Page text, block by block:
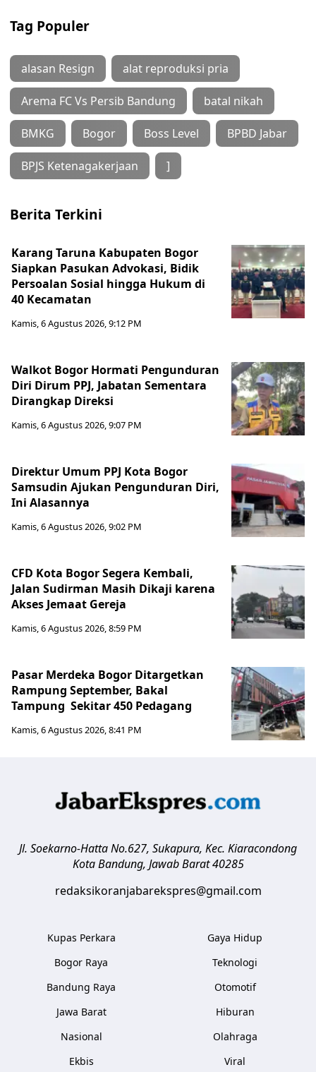
Tag Populer
alasan Resign alat reproduksi pria
Arema FC Vs Persib Bandung batal nikah
BMKG Bogor Boss Level BPBD Jabar
BPJS Ketenagakerjaan ]
Berita Terkini
Karang Taruna Kabupaten Bogor
Siapkan Pasukan Advokasi, Bidik
Persoalan Sosial hingga Hukum di
40 Kecamatan
Kamis, 6 Agustus 2026, 9:12 PM
Walkot Bogor Hormati Pengunduran
Diri Dirum PPJ, Jabatan Sementara
Dirangkap Direksi
Kamis, 6 Agustus 2026, 9:07 PM
Direktur Umum PPJ Kota Bogor
Samsudin Ajukan Pengunduran Diri,
Ini Alasannya
Kamis, 6 Agustus 2026, 9:02 PM
CFD Kota Bogor Segera Kembali,
Jalan Sudirman Masih Dikaji karena
Akses Jemaat Gereja
Kamis, 6 Agustus 2026, 8:59 PM
Pasar Merdeka Bogor Ditargetkan
Rampung September, Bakal
Tampung Sekitar 450 Pedagang
Kamis, 6 Agustus 2026, 8:41 PM
Jl. Soekarno-Hatta No.627, Sukapura, Kec. Kiaracondong
Kota Bandung, Jawab Barat 40285
redaksikoranjabarekspres@gmail.com
Kupas Perkara
Bogor Raya
Bandung Raya
Jawa Barat
Nasional
Ekbis
Gaya Hidup
Teknologi
Otomotif
Hiburan
Olahraga
Viral